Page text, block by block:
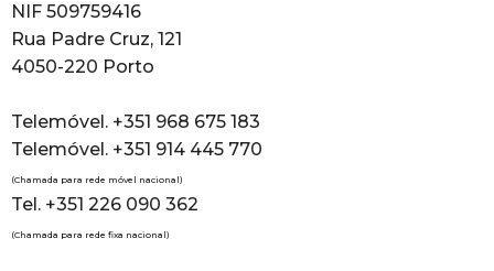
NIF 509759416
Rua Padre Cruz, 121
4050-220 Porto
Telemóvel. +351 968 675 183
Telemóvel. +351 914 445 770
(Chamada para rede móvel nacional)
Tel. +351 226 090 362
(Chamada para rede fixa nacional)